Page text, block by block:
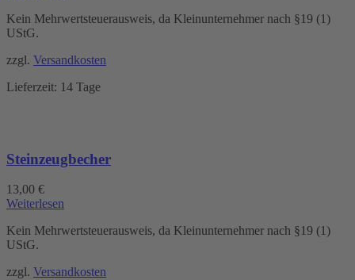
Kein Mehrwertsteuerausweis, da Kleinunternehmer nach §19 (1)
UStG.
zzgl. Versandkosten
Lieferzeit: 14 Tage
Steinzeugbecher
13,00 €
Weiterlesen
Kein Mehrwertsteuerausweis, da Kleinunternehmer nach §19 (1)
UStG.
zzgl. Versandkosten